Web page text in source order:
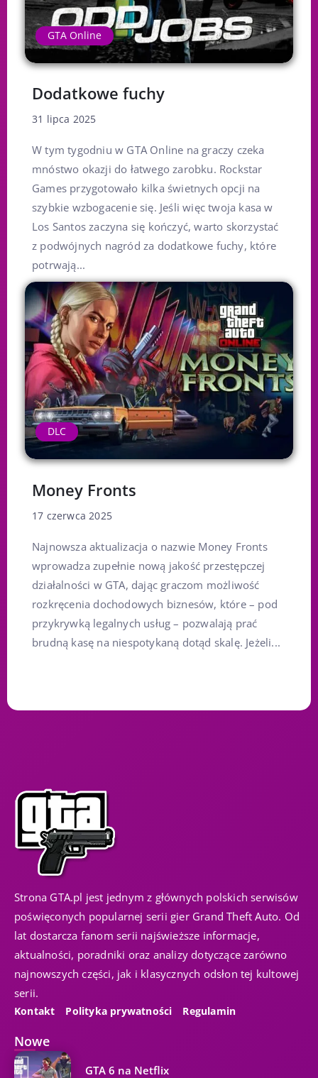
GTA Online
Dodatkowe fuchy
31 lipca 2025
W tym tygodniu w GTA Online na graczy czeka
mnóstwo okazji do łatwego zarobku. Rockstar
Games przygotowało kilka świetnych opcji na
szybkie wzbogacenie się. Jeśli więc twoja kasa w
Los Santos zaczyna się kończyć, warto skorzystać
z podwójnych nagród za dodatkowe fuchy, które
potrwają...
DLC
Money Fronts
17 czerwca 2025
Najnowsza aktualizacja o nazwie Money Fronts
wprowadza zupełnie nową jakość przestępczej
działalności w GTA, dając graczom możliwość
rozkręcenia dochodowych biznesów, które – pod
przykrywką legalnych usług – pozwalają prać
brudną kasę na niespotykaną dotąd skalę. Jeżeli...
Strona GTA.pl jest jednym z głównych polskich serwisów
poświęconych popularnej serii gier Grand Theft Auto. Od
lat dostarcza fanom serii najświeższe informacje,
aktualności, poradniki oraz analizy dotyczące zarówno
najnowszych części, jak i klasycznych odsłon tej kultowej
serii.
Kontakt Polityka prywatności Regulamin
Nowe
GTA 6 na Netflix